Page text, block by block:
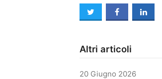
twitter facebook
Altri articoli
20 Giugno 2026